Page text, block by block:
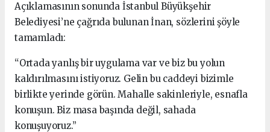
Açıklamasının sonunda İstanbul Büyükşehir
Belediyesi’ne çağrıda bulunan İnan, sözlerini şöyle
tamamladı:
“Ortada yanlış bir uygulama var ve biz bu yolun
kaldırılmasını istiyoruz. Gelin bu caddeyi bizimle
birlikte yerinde görün. Mahalle sakinleriyle, esnafla
konuşun. Biz masa başında değil, sahada
konuşuyoruz.”